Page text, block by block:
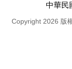
中華民
Copyright 2026 版